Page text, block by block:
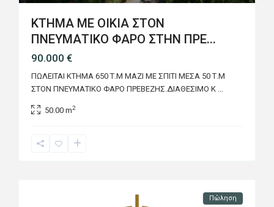
ΚΤΗΜΑ ΜΕ ΟΙΚΙΑ ΣΤΟΝ
ΠΝΕΥΜΑΤΙΚΟ ΦΑΡΟ ΣΤΗΝ ΠΡΕ...
90.000 €
ΠΩΛΕΙΤΑΙ ΚΤΗΜΑ 650 Τ.Μ ΜΑΖΙ ΜΕ ΣΠΙΤΙ ΜΕΣΑ 50 Τ.Μ
ΣΤΟΝ ΠΝΕΥΜΑΤΙΚΟ ΦΑΡΟ ΠΡΕΒΕΖΗΣ.ΔΙΑΘΕΣΙΜΟ Κ ...
50.00 m2
Πώληση